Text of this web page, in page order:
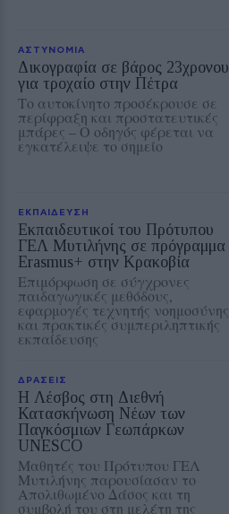
ΑΣΤΥΝΟΜΙΑ
Δικογραφία σε βάρος 23χρονου
για τροχαίο στην Πέτρα
Το αυτοκίνητο προσέκρουσε σε
περίφραξη και προστατευτικές
μπάρες – Ο οδηγός φέρεται να
εγκατέλειψε το σημείο
ΕΚΠΑΙΔΕΥΣΗ
Εκπαιδευτικοί του Πρότυπου
ΓΕΛ Μυτιλήνης σε πρόγραμμα
Erasmus+ στην Κρακοβία
Επιμόρφωση σε σύγχρονες
παιδαγωγικές μεθόδους,
εφαρμογές τεχνητής νοημοσύνης
και πρακτικές συμπεριληπτικής
εκπαίδευσης
ΔΡΑΣΕΙΣ
Η Λέσβος στη Διεθνή
Κατασκήνωση Νέων των
Παγκόσμιων Γεωπάρκων
UNESCO
Μαθητές του Πρότυπου ΓΕΛ
Μυτιλήνης παρουσίασαν το
Απολιθωμένο Δάσος και τη
συμβολή του στη μελέτη της